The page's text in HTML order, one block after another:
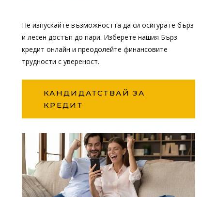
Не изпускайте възможността да си осигурате бърз
и лесен достъп до пари. Изберете нашия Бърз
кредит онлайн и преодолейте финансовите
трудности с увереност.
КАНДИДАТСТВАЙ ЗА
КРЕДИТ